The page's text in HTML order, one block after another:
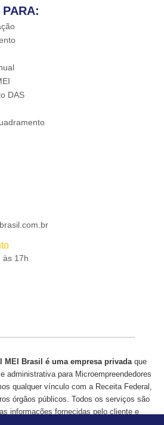
DAS
às 17h
MEI Brasil é uma empresa privadaque
administrativa para Microempreendedores
qualquer vínculo com a Receita Federal,
órgãos públicos. Todos os serviços são
informações fornecidas pelo cliente e